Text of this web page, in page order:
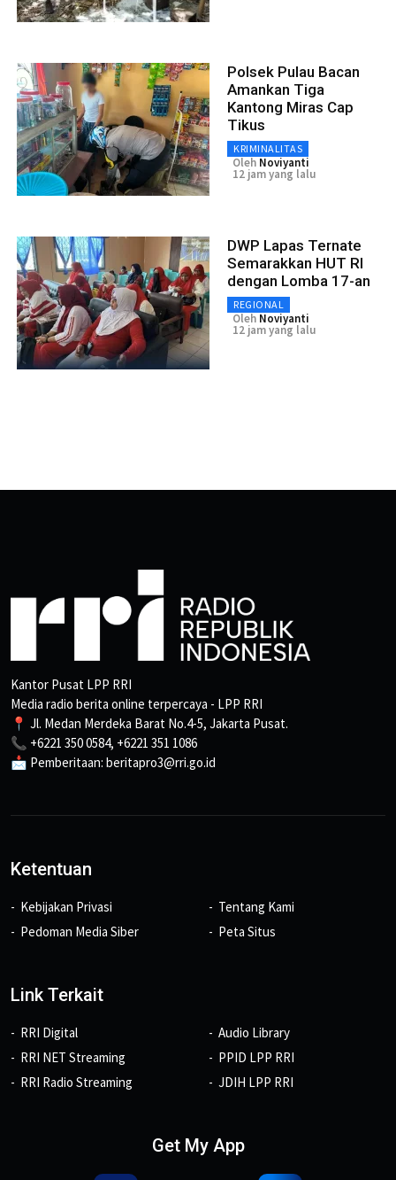
Polsek Pulau Bacan
Amankan Tiga
Kantong Miras Cap
Tikus
KRIMINALITAS
Oleh Noviyanti
12 jam yang lalu
DWP Lapas Ternate
Semarakkan HUT RI
dengan Lomba 17-an
REGIONAL
Oleh Noviyanti
12 jam yang lalu
Kantor Pusat LPP RRI
Media radio berita online terpercaya - LPP RRI
📍 Jl. Medan Merdeka Barat No.4-5, Jakarta Pusat.
📞 +6221 350 0584, +6221 351 1086
📩 Pemberitaan: beritapro3@rri.go.id
Ketentuan
Kebijakan Privasi
Pedoman Media Siber
Tentang Kami
Peta Situs
Link Terkait
RRI Digital
RRI NET Streaming
RRI Radio Streaming
Audio Library
PPID LPP RRI
JDIH LPP RRI
Get My App